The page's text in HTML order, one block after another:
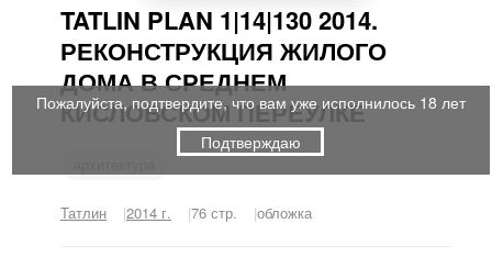
TATLIN PLAN 1|14|130 2014.
РЕКОНСТРУКЦИЯ ЖИЛОГО
ДОМА В СРЕДНЕМ
КИСЛОВСКОМ ПЕРЕУЛКЕ
Татлин 2014 г. 76 стр. обложка
Пожалуйста, подтвердите, что вам уже исполнилось 18 лет
Подтверждаю